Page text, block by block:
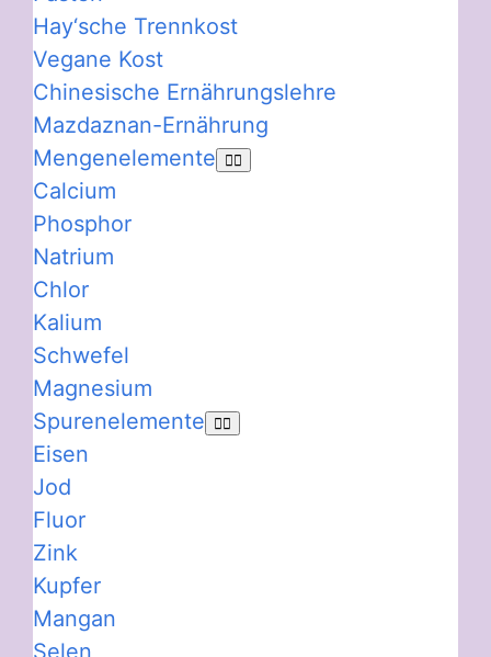
Hay‘sche Trennkost
Vegane Kost
Chinesische Ernährungslehre
Mazdaznan-Ernährung
Mengenelemente
Calcium
Phosphor
Natrium
Chlor
Kalium
Schwefel
Magnesium
Spurenelemente
Eisen
Jod
Fluor
Zink
Kupfer
Mangan
Selen